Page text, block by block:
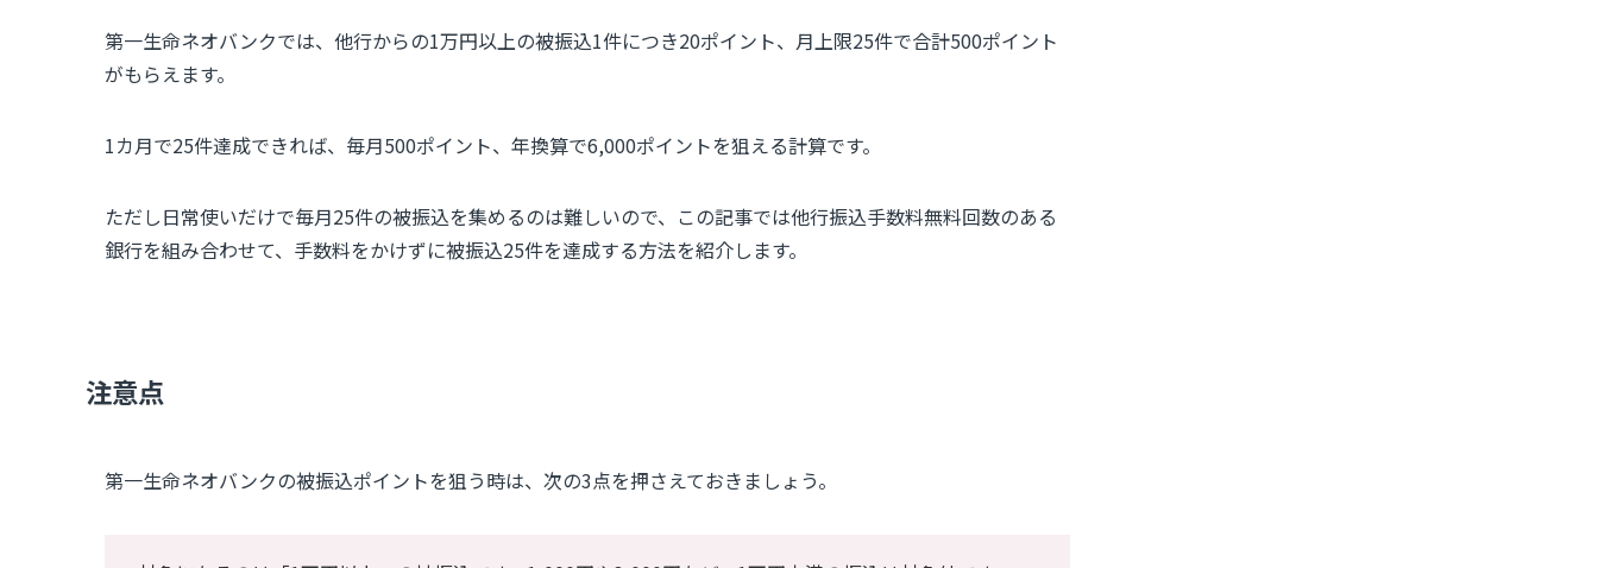
第一生命ネオバンクでは、他行からの1万円以上の被振込1件につき20ポイント、月上限25件で合計500ポイント
がもらえます。
1カ月で25件達成できれば、毎月500ポイント、年換算で6,000ポイントを狙える計算です。
ただし日常使いだけで毎月25件の被振込を集めるのは難しいので、この記事では他行振込手数料無料回数のある
銀行を組み合わせて、手数料をかけずに被振込25件を達成する方法を紹介します。
注意点
第一生命ネオバンクの被振込ポイントを狙う時は、次の3点を押さえておきましょう。